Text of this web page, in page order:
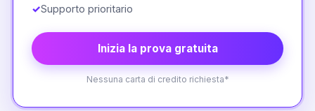
✓Supporto prioritario
Inizia la prova gratuita
Nessuna carta di credito richiesta*